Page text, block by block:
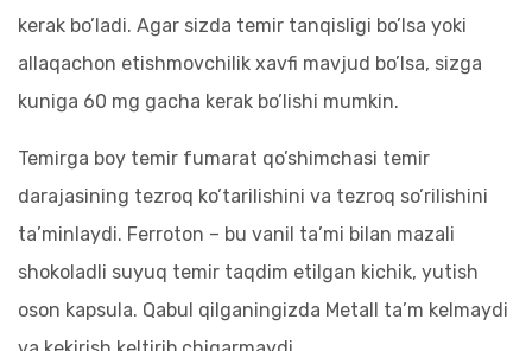
kerak bo’ladi. Agar sizda temir tanqisligi bo’lsa yoki
allaqachon etishmovchilik xavfi mavjud bo’lsa, sizga
kuniga 60 mg gacha kerak bo’lishi mumkin.
Temirga boy temir fumarat qo’shimchasi temir
darajasining tezroq ko’tarilishini va tezroq so’rilishini
ta’minlaydi. Ferroton – bu vanil ta’mi bilan mazali
shokoladli suyuq temir taqdim etilgan kichik, yutish
oson kapsula. Qabul qilganingizda Metall ta’m kelmaydi